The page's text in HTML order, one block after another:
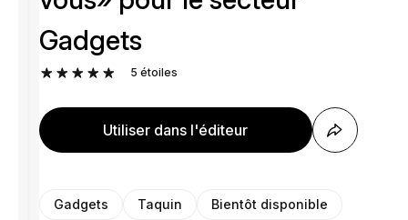
Gadgets
5 étoiles
Utiliser dans l'éditeur
Gadgets Taquin
Bientôt disponible